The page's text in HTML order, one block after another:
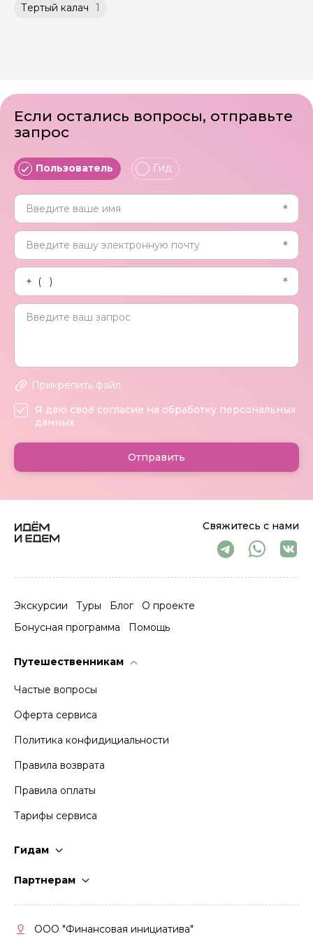
Тертый калач 1
Свяжитесь с нами
Экскурсии Туры Блог
О проекте
Бонусная программа
Помощь
Путешественникам
Частые вопросы
Оферта сервиса
Политика конфидициальности
Правила возврата
Правила оплаты
Тарифы сервиса
Гидам
Партнерам
Кабинет партнера
ООО "Финансовая инициатива"
Если остались вопросы, отправьте
запрос
Пользователь Гид
Прикрепить файл
Я даю своё согласие на обработку персональных
данных
Отправить